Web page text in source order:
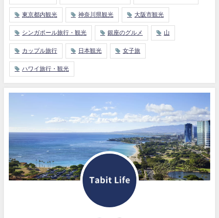
東京都内観光 神奈川県観光 大阪市観光
シンガポール旅行・観光 銀座のグルメ 山
カップル旅行 日本観光 女子旅
ハワイ旅行・観光